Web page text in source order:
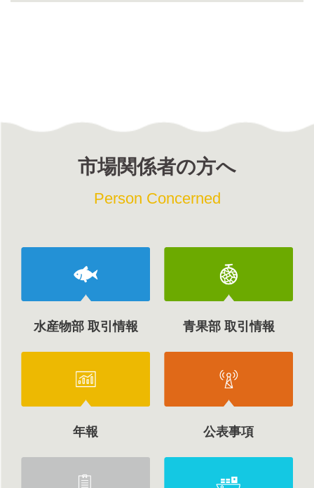
市場関係者の方へ
Person Concerned
水産物部 取引情報 青果部 取引情報
年報 公表事項